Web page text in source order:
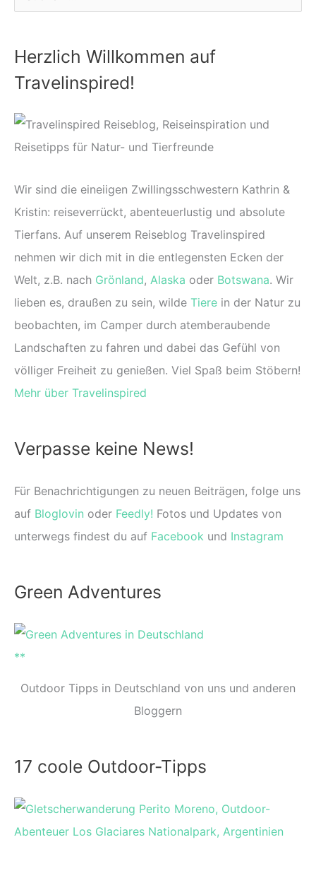
u
h
e
n
a
h
:
Herzlich Willkommen auf
Travelinspired!
Wir sind die eineiigen Zwillingsschwestern Kathrin &
Kristin: reiseverrückt, abenteuerlustig und absolute
Tierfans. Auf unserem Reiseblog Travelinspired
nehmen wir dich mit in die entlegensten Ecken der
Welt, z.B. nach Grönland, Alaska oder Botswana. Wir
lieben es, draußen zu sein, wilde Tiere in der Natur zu
beobachten, im Camper durch atemberaubende
Landschaften zu fahren und dabei das Gefühl von
völliger Freiheit zu genießen. Viel Spaß beim Stöbern!
Mehr über Travelinspired
Verpasse keine News!
Für Benachrichtigungen zu neuen Beiträgen, folge uns
auf Bloglovin oder Feedly! Fotos und Updates von
unterwegs findest du auf Facebook und Instagram
Green Adventures
Outdoor Tipps in Deutschland von uns und anderen
Bloggern
17 coole Outdoor-Tipps